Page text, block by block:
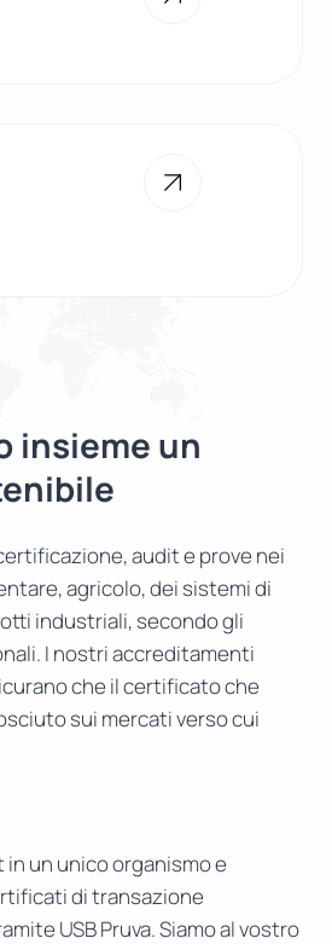
insieme un
audit e prove nei
agricolo, dei sistemi di
industriali, secondo gli
I nostri accreditamenti
che il certificato che
sui mercati verso cui
un unico organismo e
di transazione
USB Pruva. Siamo al vostro